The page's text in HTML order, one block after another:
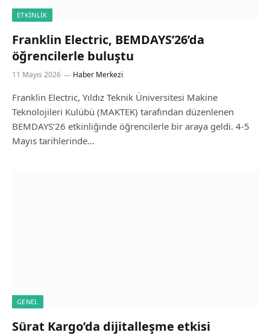
ETKINLIK
Franklin Electric, BEMDAYS’26’da
öğrencilerle buluştu
11 Mayıs 2026 Haber Merkezi
Franklin Electric, Yıldız Teknik Üniversitesi Makine
Teknolojileri Kulübü (MAKTEK) tarafından düzenlenen
BEMDAYS’26 etkinliğinde öğrencilerle bir araya geldi. 4-5
Mayıs tarihlerinde…
GENEL
Sürat Kargo’da dijitalleşme etkisi